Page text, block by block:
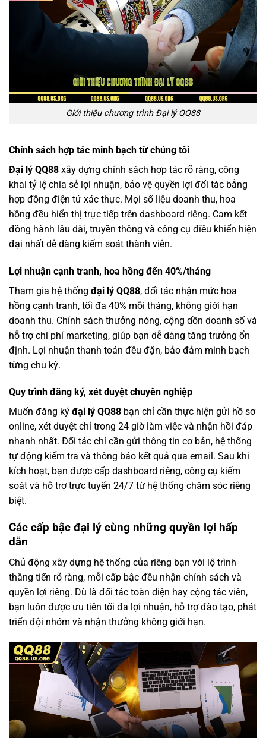
Giới thiệu chương trình Đại lý QQ88
Chính sách hợp tác minh bạch từ chúng tôi
Đại lý QQ88 xây dựng chính sách hợp tác rõ ràng, công
khai tỷ lệ chia sẻ lợi nhuận, bảo vệ quyền lợi đối tác bằng
hợp đồng điện tử xác thực. Mọi số liệu doanh thu, hoa
hồng đều hiển thị trực tiếp trên dashboard riêng. Cam kết
đồng hành lâu dài, truyền thông và công cụ điều khiển hiện
đại nhất dễ dàng kiểm soát thành viên.
Lợi nhuận cạnh tranh, hoa hồng đến 40%/tháng
Tham gia hệ thống đại lý QQ88, đối tác nhận mức hoa
hồng cạnh tranh, tối đa 40% mỗi tháng, không giới hạn
doanh thu. Chính sách thưởng nóng, cộng dồn doanh số và
hỗ trợ chi phí marketing, giúp bạn dễ dàng tăng trưởng ổn
định. Lợi nhuận thanh toán đều đặn, bảo đảm minh bạch
từng chu kỳ.
Quy trình đăng ký, xét duyệt chuyên nghiệp
Muốn đăng ký đại lý QQ88 bạn chỉ cần thực hiện gửi hồ sơ
online, xét duyệt chỉ trong 24 giờ làm việc và nhận hồi đáp
nhanh nhất. Đối tác chỉ cần gửi thông tin cơ bản, hệ thống
tự động kiểm tra và thông báo kết quả qua email. Sau khi
kích hoạt, bạn được cấp dashboard riêng, công cụ kiểm
soát và hỗ trợ trực tuyến 24/7 từ hệ thống chăm sóc riêng
biệt.
Các cấp bậc đại lý cùng những quyền lợi hấp
dẫn
Chủ động xây dựng hệ thống của riêng bạn với lộ trình
thăng tiến rõ ràng, mỗi cấp bậc đều nhận chính sách và
quyền lợi riêng. Dù là đối tác toàn diện hay cộng tác viên,
bạn luôn được ưu tiên tối đa lợi nhuận, hỗ trợ đào tạo, phát
triển đội nhóm và nhận thưởng không giới hạn.